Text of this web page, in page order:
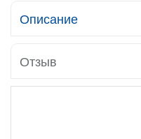
Описание
Отзыв